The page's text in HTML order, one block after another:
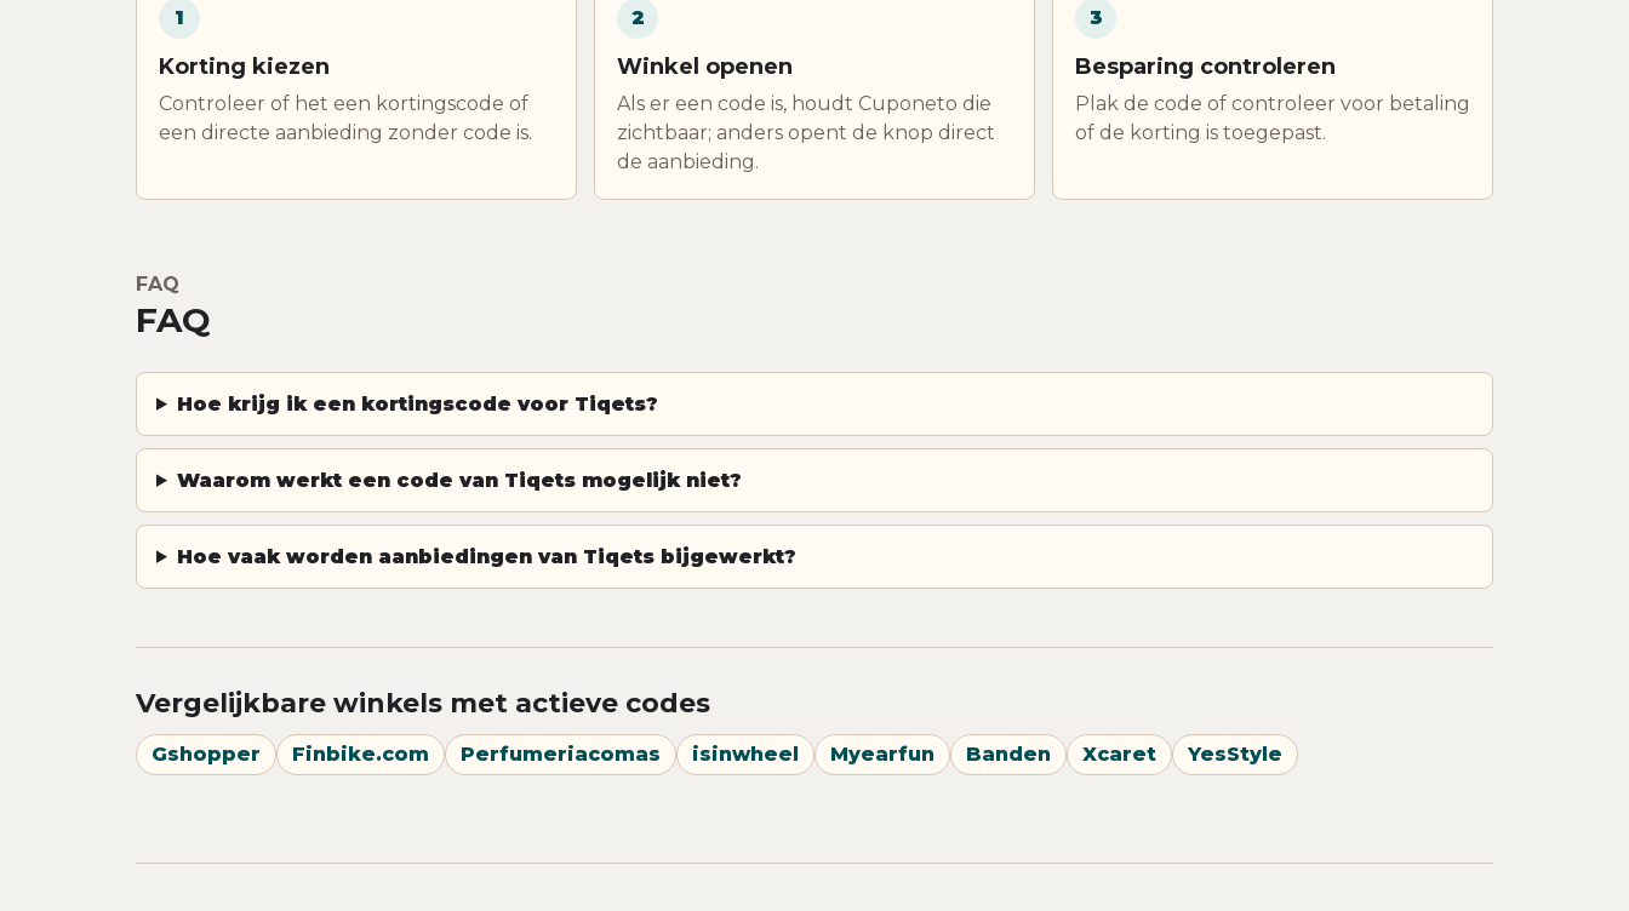
1
Korting kiezen
Controleer of het een kortingscode of
een directe aanbieding zonder code is.
2
Winkel openen
Als er een code is, houdt Cuponeto die
zichtbaar; anders opent de knop direct
de aanbieding.
3
Besparing controleren
Plak de code of controleer voor betaling
of de korting is toegepast.
FAQ
FAQ
Hoe krijg ik een kortingscode voor Tiqets?
Waarom werkt een code van Tiqets mogelijk niet?
Hoe vaak worden aanbiedingen van Tiqets bijgewerkt?
Vergelijkbare winkels met actieve codes
Gshopper Finbike.com Perfumeriacomas isinwheel Myearfun Banden Xcaret YesStyle